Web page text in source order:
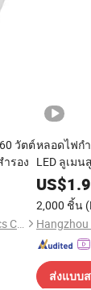
วัตต์
รอง
Shenzhen Awelled Optoelectronics Co., Ltd
หลอดไฟก
LED ลูเมน
US$
2,000 ชิ้น
ส่งแบบ